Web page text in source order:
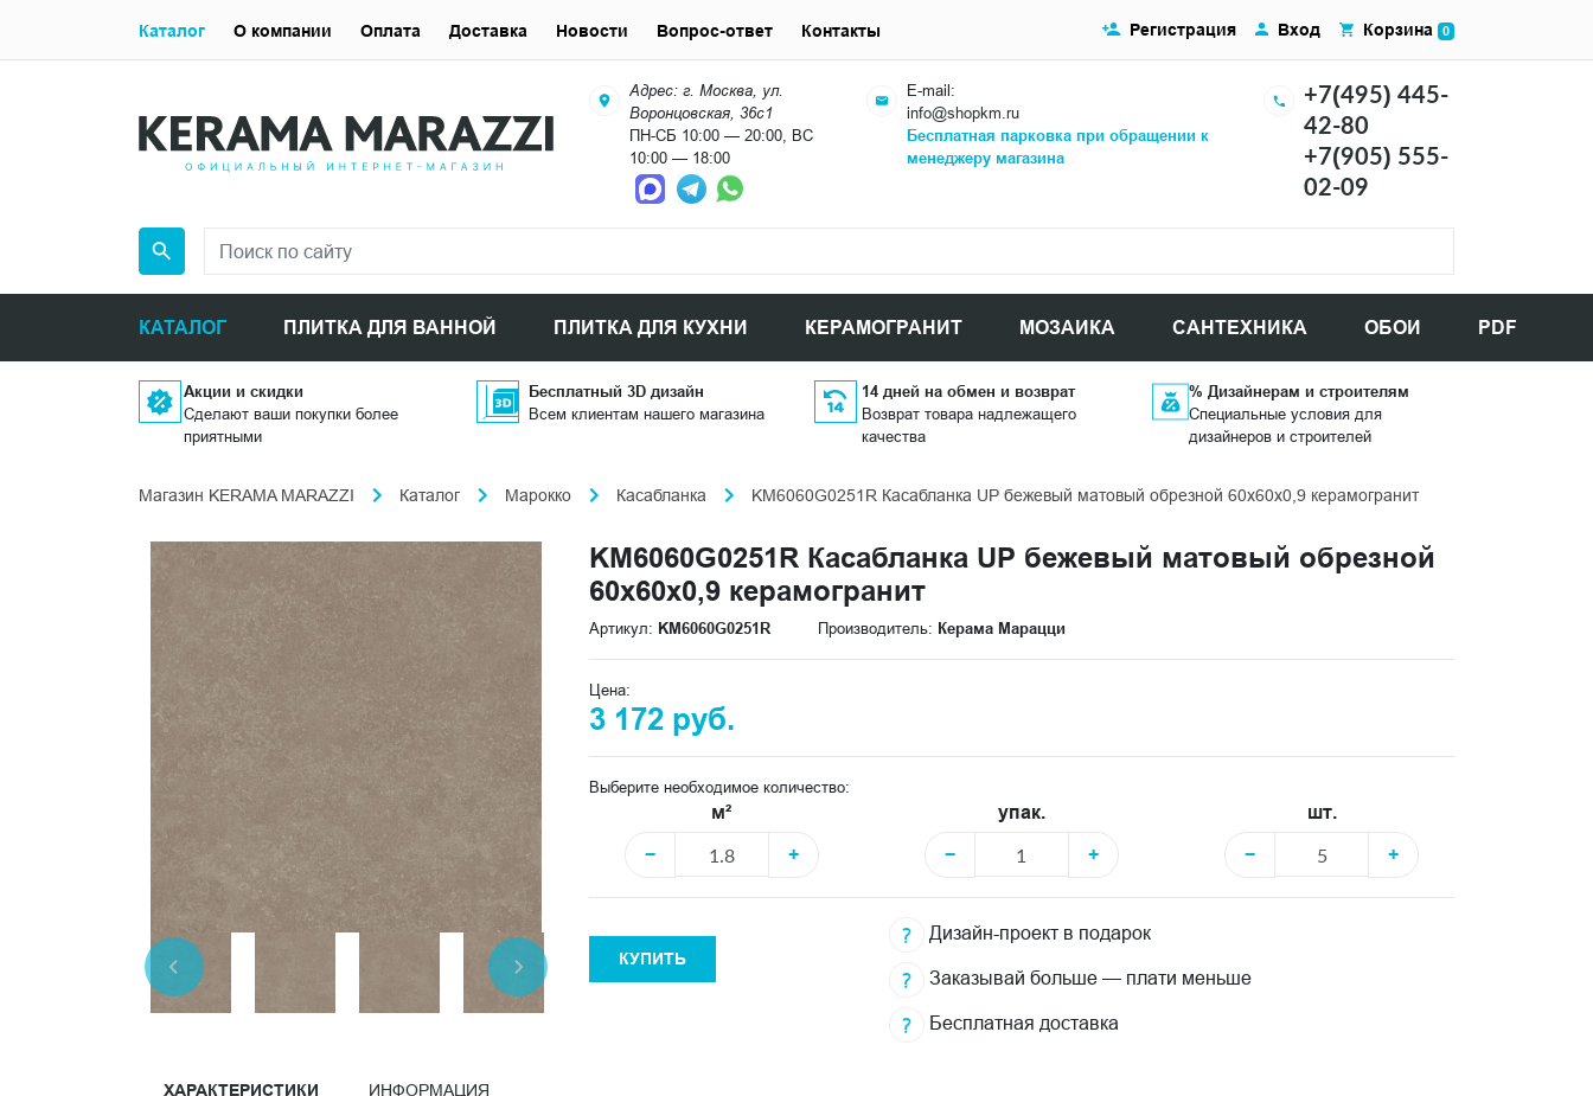
Адрес: г. Москва, ул.
Воронцовская, 36с1
ПН-СБ 10:00 — 20:00, ВС
10:00 — 18:00
E-mail:
info@shopkm.ru
Бесплатная парковка при обращении к
менеджеру магазина
+7(495) 445-
42-80
+7(905) 555-
02-09
КАТАЛОГ ПЛИТКА ДЛЯ ВАННОЙ ПЛИТКА ДЛЯ КУХНИ КЕРАМОГРАНИТ МОЗАИКА САНТЕХНИКА ОБОИ PDF
Регистрация Вход Корзина 0
Каталог О компании Оплата Доставка Новости Вопрос-ответ Контакты
Акции и скидки
Сделают ваши покупки более
приятными
Бесплатный 3D дизайн
Всем клиентам нашего магазина
14 дней на обмен и возврат
Возврат товара надлежащего
качества
% Дизайнерам и строителям
Специальные условия для
дизайнеров и строителей
Магазин KERAMA MARAZZI Каталог Марокко Касабланка KM6060G0251R Касабланка UP бежевый матовый обрезной 60x60x0,9 керамогранит
KM6060G0251R Касабланка UP бежевый матовый обрезной
60x60x0,9 керамогранит
Артикул: KM6060G0251R Производитель: Керама Марацци
Цена:
3 172 руб.
Выберите необходимое количество:
м²
−
+
упак.
−
+
шт.
−
+
КУПИТЬ
Дизайн-проект в подарок
Заказывай больше — плати меньше
Бесплатная доставка
ХАРАКТЕРИСТИКИ ИНФОРМАЦИЯ